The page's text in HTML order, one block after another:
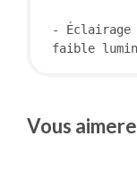
- Éclairage
faible
Vous